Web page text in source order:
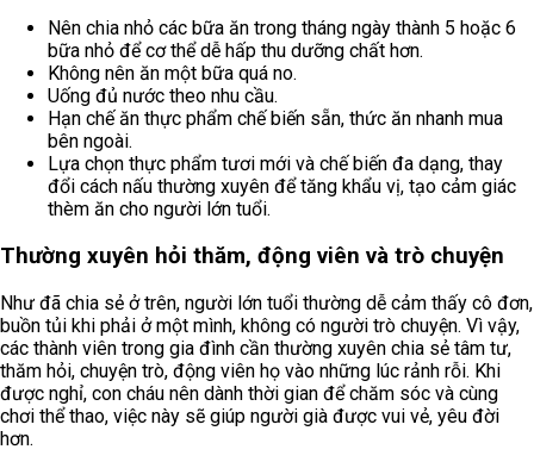
Nên chia nhỏ các bữa ăn trong tháng ngày thành 5 hoặc 6
bữa nhỏ để cơ thể dễ hấp thu dưỡng chất hơn.
Không nên ăn một bữa quá no.
Uống đủ nước theo nhu cầu.
Hạn chế ăn thực phẩm chế biến sẵn, thức ăn nhanh mua
bên ngoài.
Lựa chọn thực phẩm tươi mới và chế biến đa dạng, thay
đổi cách nấu thường xuyên để tăng khẩu vị, tạo cảm giác
thèm ăn cho người lớn tuổi.
Thường xuyên hỏi thăm, động viên và trò chuyện
Như đã chia sẻ ở trên, người lớn tuổi thường dễ cảm thấy cô đơn,
buồn tủi khi phải ở một mình, không có người trò chuyện. Vì vậy,
các thành viên trong gia đình cần thường xuyên chia sẻ tâm tư,
thăm hỏi, chuyện trò, động viên họ vào những lúc rảnh rỗi. Khi
được nghỉ, con cháu nên dành thời gian để chăm sóc và cùng
chơi thể thao, việc này sẽ giúp người già được vui vẻ, yêu đời
hơn.